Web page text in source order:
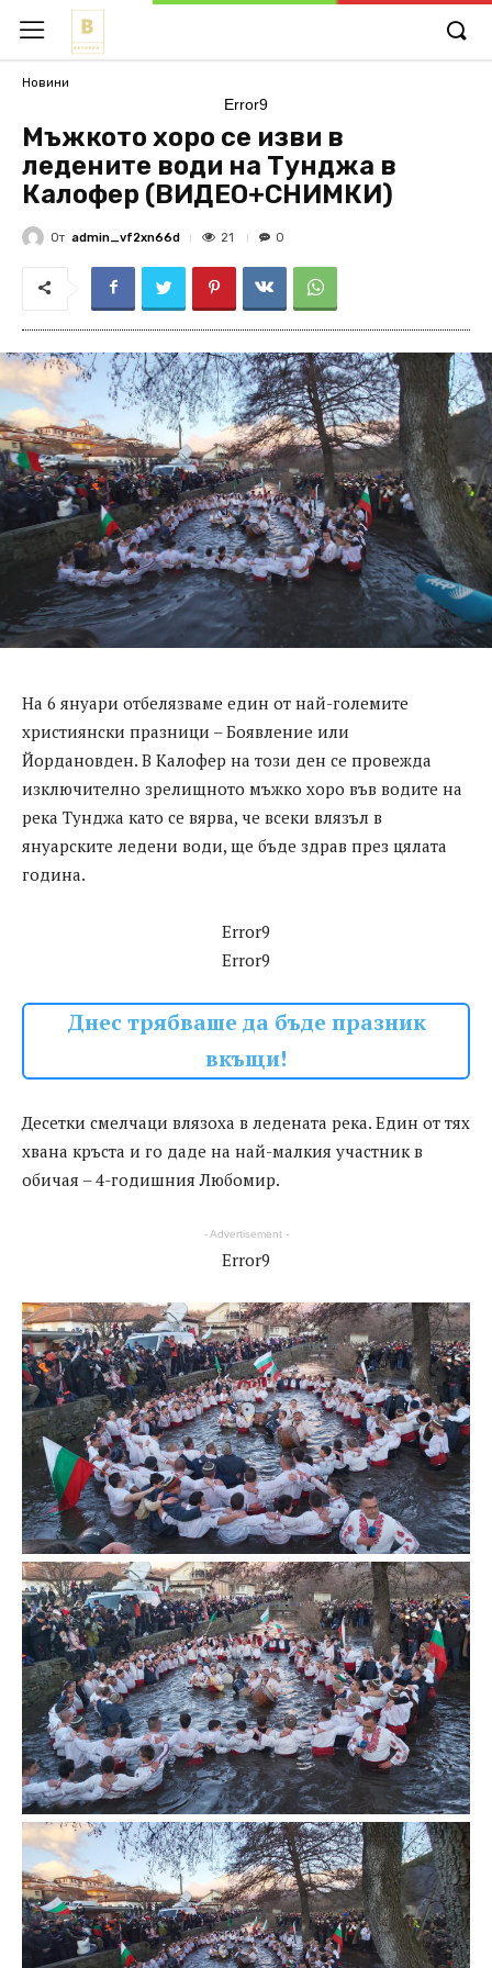
Новини
Error9
Мъжкото хоро се изви в
ледените води на Тунджа в
Калофер (ВИДЕО+СНИМКИ)
От admin_vf2xn66d 21 0
На 6 януари отбелязваме един от най-големите
християнски празници – Боявление или
Йордановден. В Калофер на този ден се провежда
изключително зрелищното мъжко хоро във водите на
река Тунджа като се вярва, че всеки влязъл в
януарските ледени води, ще бъде здрав през цялата
година.
Error9
Error9
Днес трябваше да бъде празник
вкъщи!
Десетки смелчаци влязоха в ледената река. Един от тях
хвана кръста и го даде на най-малкия участник в
обичая – 4-годишния Любомир.
- Advertisement -
Error9